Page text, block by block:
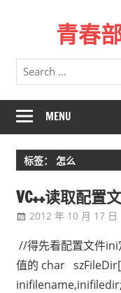
青春
青
春
一
场
远
行，
记
不
起
来
时
MENU
标签： 怎么
VC++读取配置
2012 年 10 月 17 日
//得先看配置文件ini
值的 char